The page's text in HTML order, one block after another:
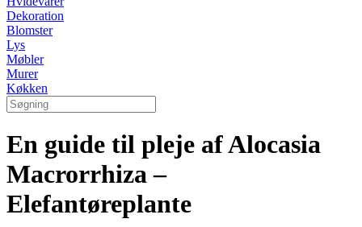
Dekoration
Blomster
Lys
Møbler
Murer
Køkken
En guide til pleje af Alocasia
Macrorrhiza –
Elefantøreplante